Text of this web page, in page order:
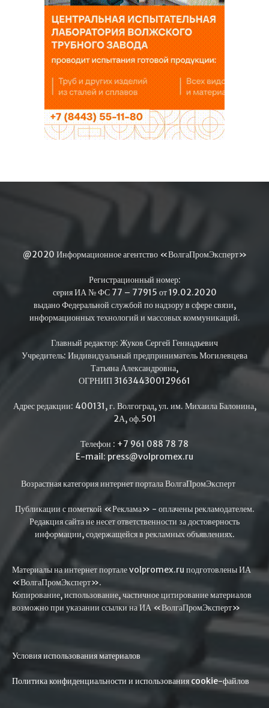
@2020 Информационное агентство «ВолгаПромЭксперт»
Регистрационный номер:
серия ИА № ФС 77 – 77915 от 19.02.2020
выдано Федеральной службой по надзору в сфере связи,
информационных технологий и массовых коммуникаций.
Главный редактор: Жуков Сергей Геннадьевич
Учредитель: Индивидуальный предприниматель Могилевцева
Татьяна Александровна,
ОГРНИП 316344300129661
Адрес редакции: 400131, г. Волгоград, ул. им. Михаила Балонина,
2А, оф.501
Телефон : +7 961 088 78 78
E-mail: press@volpromex.ru
Возрастная категория интернет портала ВолгаПромЭксперт
Публикации с пометкой «Реклама» - оплачены рекламодателем.
Редакция сайта не несет ответственности за достоверность
информации, содержащейся в рекламных объявлениях.
Материалы на интернет портале volpromex.ru подготовлены ИА
«ВолгаПромЭксперт».
Копирование, использование, частичное цитирование материалов
возможно при указании ссылки на ИА «ВолгаПромЭксперт»
Условия использования материалов
Политика конфиденциальности и использования cookie-файлов